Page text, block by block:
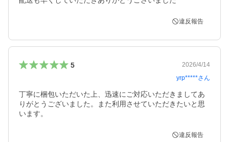
違反報告
5
2026/4/14
yrp*****さん
丁寧に梱包いただいた上、迅速にご対応いただきましてあ
りがとうございました。また利用させていただきたいと思
います。
違反報告